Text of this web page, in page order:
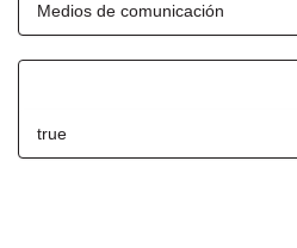
Medios de comunicación
true